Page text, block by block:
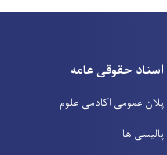
اسناد حقوقی عامه
پلان عمومی اکادمی علوم
پالیسی ها